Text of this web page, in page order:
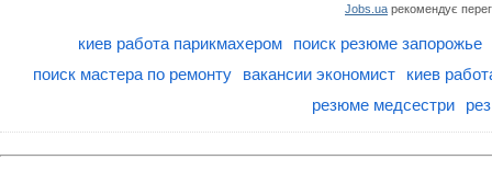
Jobs.ua рекомендує
киев работа парикмахером
поиск резюме запорожье
поиск мастера по ремонту
вакансии экономист
киев
резюме медсестри